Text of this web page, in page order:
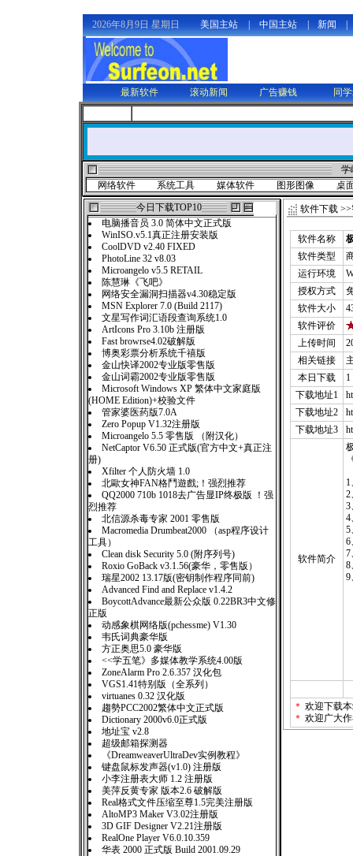
2026年8月9日 星期日 美国主站 中国主站 新闻
最新软件 滚动新闻 广告赚钱 同
学
网络软件
系统工具 媒体软件 图形图像
桌
今日下载TOP10
电脑播音员 3.0 简体中文正式版
WinISO.v5.1真正注册安装版
CoolDVD v2.40 FIXED
PhotoLine 32 v8.03
Microangelo v5.5 RETAIL
陈慧琳《飞吧》
网络安全漏洞扫描器v4.30稳定版
MSN Explorer 7.0 (Build 2117)
文星写作词汇语段查询系统1.0
ArtIcons Pro 3.10b 注册版
Fast browrse4.02破解版
博奥彩票分析系统千禧版
金山快译2002专业版零售版
金山词霸2002专业版零售版
Microsoft Windows XP 繁体中文家庭版
(HOME Edition)+校验文件
管家婆医药版7.0A
Zero Popup V1.32注册版
Microangelo 5.5 零售版 （附汉化）
NetCaptor V6.50 正式版(官方中文+真正注
册)
Xfilter 个人防火墙 1.0
北歐女神FAN格鬥遊戲;！强烈推荐
QQ2000 710b 1018去广告显IP终极版 ！强
烈推荐
北信源杀毒专家 2001 零售版
Macromedia Drumbeat2000 （asp程序设计
工具）
Clean disk Security 5.0 (附序列号)
Roxio GoBack v3.1.56(豪华，零售版）
瑞星2002 13.17版(密钥制作程序同前)
Advanced Find and Replace v1.4.2
BoycottAdvance最新公众版 0.22BR3中文修
正版
动感象棋网络版(pchessme) V1.30
韦氏词典豪华版
方正奥思5.0 豪华版
<<学五笔》多媒体教学系统4.00版
ZoneAlarm Pro 2.6.357 汉化包
VGS1.41特别版（全系列）
virtuanes 0.32 汉化版
趨勢PCC2002繁体中文正式版
Dictionary 2000v6.0正式版
地址宝 v2.8
超级邮箱探测器
《DreamweaverUltraDev实例教程》
键盘鼠标发声器(v1.0) 注册版
小李注册表大师 1.2 注册版
美萍反黄专家 版本2.6 破解版
Real格式文件压缩至尊1.5完美注册版
AltoMP3 Maker V3.02注册版
3D GIF Designer V2.21注册版
RealOne Player V6.0.10.359
华表 2000 正式版 Build 2001.09.29
软件下载 >>
软件名称
软件类型
运行环境
授权方式
软件大小
软件评价
上传时间
相关链接
本日下载
下载地址1
下载地址2
下载地址3
软件简介
2
3
4
5
6
7
8
9
＊ 欢迎下载
＊ 欢迎广大